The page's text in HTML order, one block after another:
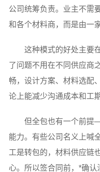
公司统筹负责。业主不需
和各个材料商，而是由一
这种模式的好处主要
了问题不用在不同供应商
畅，设计方案、材料选配
论上能减少沟通成本和工
但全包也有一个前提
能力。有些公司名义上喊
工是转包的，材料供应链
心。所以签合同前，*确